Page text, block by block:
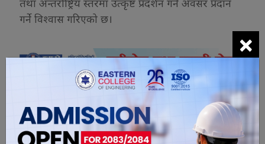
तथा अन्तर्राष्ट्रिय स्तरमा उत्कृष्ट प्रदर्शन गर्ने अवसर प्रदान
गर्ने विश्वास गरिएको छ।
यो खबर पढेर तपाईलाई कस्तो महसुस
भयो ?
×